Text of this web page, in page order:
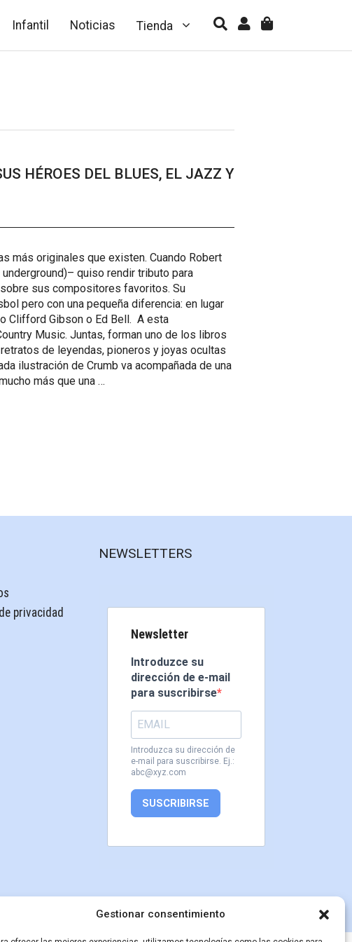
Gestionar consentimiento
Infantil Noticias Tienda
HÉROES DEL BLUES, EL JAZZ Y
más originales que existen. Cuando Robert
quiso rendir tributo para
sus compositores favoritos. Su
pero con una pequeña diferencia: en lugar
Clifford Gibson o Ed Bell. A esta
Music. Juntas, forman uno de los libros
de leyendas, pioneros y joyas ocultas
ilustración de Crumb va acompañada de una
más que una …
privacidad
NEWSLETTERS
Newsletter
Introduzce su
dirección de e-mail
para suscribirse
Introduzca su dirección de
e-mail para suscribirse. Ej.:
abc@xyz.com
SUSCRIBIRSE